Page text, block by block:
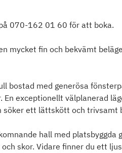
070-162 01 60 för att boka.
mycket fin och bekvämt
bostad med generösa
En exceptionellt välplanerad
söker ett lättskött och trivsamt
hall med platsbyggda
skor. Vidare finner du ett